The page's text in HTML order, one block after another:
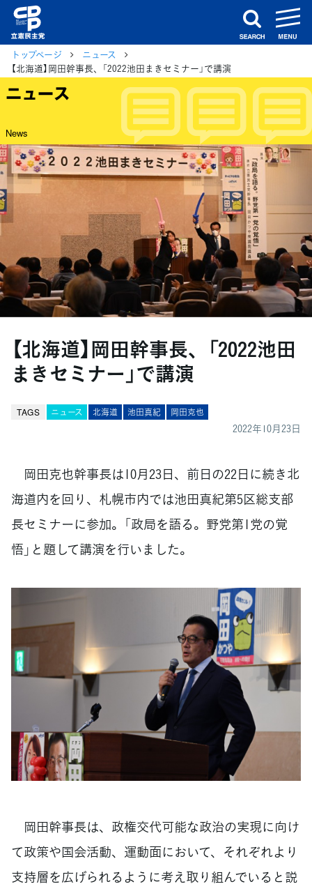
search
トップページ
ニュース
【北海道】岡田幹事長、「2022池田まきセミナー」で講演
ニュース
News
【北海道】岡田幹事長、「2022池田
まきセミナー」で講演
TAGS ニュース 北海道 池田真紀 岡田克也
2022年10月23日
岡田克也幹事長は10月23日、前日の22日に続き北
海道内を回り、札幌市内では池田真紀第5区総支部
長セミナーに参加。「政局を語る。野党第1党の覚
悟」と題して講演を行いました。
岡田幹事長は、政権交代可能な政治の実現に向け
て政策や国会活動、運動面において、それぞれより
支持層を広げられるように考え取り組んでいると説